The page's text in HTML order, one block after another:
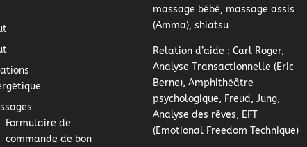
Formulaire de
commande de bon
massage bébé, massage assis
(Amma), shiatsu
Relation d’aide : Carl Roger,
Analyse Transactionnelle (Eric
Berne), Amphithéâtre
psychologique, Freud, Jung,
Analyse des rêves, EFT
(Emotional Freedom Technique)